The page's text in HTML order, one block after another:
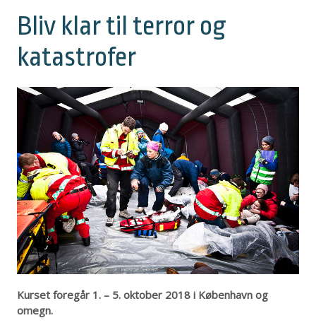
Bliv klar til terror og
katastrofer
Kurset foregår 1. – 5. oktober 2018 i København og
omegn.